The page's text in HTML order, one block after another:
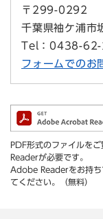
〒299-0292
千葉県袖ケ浦市
Tel：0438-
フォームでのお
PDF形式のファイルを
Readerが必要です。
Adobe Readerをお持ち
てください。（無料）